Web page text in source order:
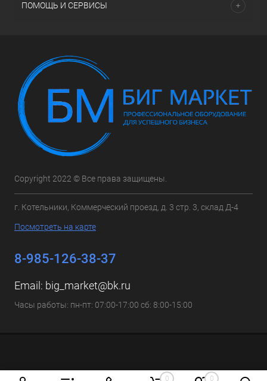
ПОМОЩЬ И СЕРВИСЫ
Copyright 2022 © Все права защищены.
г. Котельники, Коммерческий проезд, д. 3 стр. 3, склад Д-4
Посмотреть на карте
8-985-126-38-37
Email: big_market@bk.ru
Часы работы: пн-пт: 07:00-17:00 сб: 8:00-15:00
0 0